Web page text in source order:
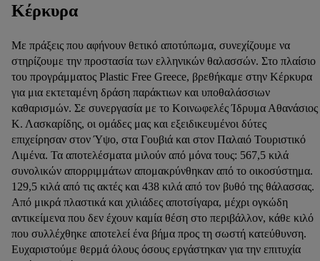
Κέρκυρα
Με πράξεις που αφήνουν θετικό αποτύπωμα, συνεχίζουμε να
στηρίζουμε την προστασία των ελληνικών θαλασσών. Στο πλαίσιο
του προγράμματος Plastic Free Greece, βρεθήκαμε στην Κέρκυρα
για μια εκτεταμένη δράση παράκτιων και υποθαλάσσιων
καθαρισμών. Σε συνεργασία με το Κοινωφελές Ίδρυμα Αθανάσιος
Κ. Λασκαρίδης, οι ομάδες μας και εξειδικευμένοι δύτες
επιχείρησαν στον Ύψο, στα Γουβιά και στον Παλαιό Τουριστικό
Λιμένα. Τα αποτελέσματα μιλούν από μόνα τους: 567,5 κιλά
συνολικών απορριμμάτων απομακρύνθηκαν από το οικοσύστημα.
129,5 κιλά από τις ακτές και 438 κιλά από τον βυθό της θάλασσας.
Από μικρά πλαστικά και χιλιάδες αποτσίγαρα, μέχρι ογκώδη
αντικείμενα που δεν έχουν καμία θέση στο περιβάλλον, κάθε κιλό
που συλλέχθηκε αποτελεί ένα βήμα προς τη σωστή κατεύθυνση.
Ευχαριστούμε θερμά όλους όσους εργάστηκαν για την επιτυχία